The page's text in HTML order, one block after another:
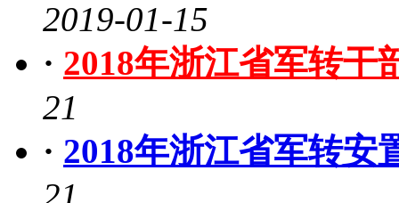
2019-01-15
· 2018年浙江省军转干
21
· 2018年浙江省军转安
21